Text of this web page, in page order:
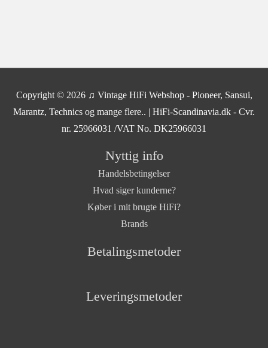
Copyright © 2026 ♫ Vintage HiFi Webshop - Pioneer, Sansui,
Marantz, Technics og mange flere.. | HiFi-Scandinavia.dk - Cvr.
nr. 25966031 /VAT No. DK25966031
Nyttig info
Handelsbetingelser
Hvad siger kunderne?
Køber i mit brugte HiFi?
Brands
Betalingsmetoder
Leveringsmetoder